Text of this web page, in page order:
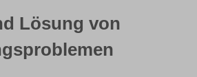
Lösung von